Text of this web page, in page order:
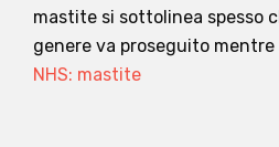
mastite si sottolinea spesso
genere va proseguito
NHS: mastite